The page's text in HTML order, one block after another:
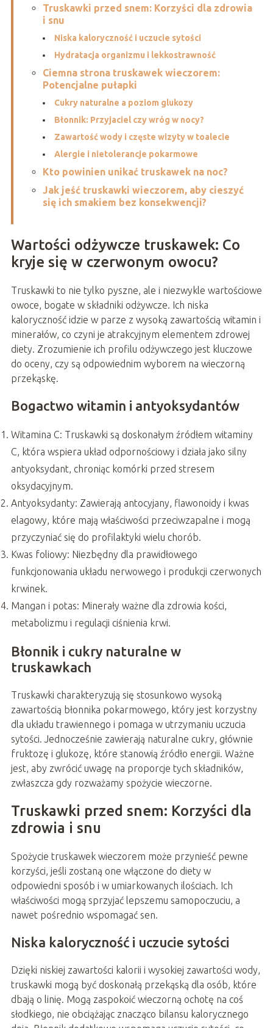
Truskawki przed snem: Korzyści dla zdrowia
i snu
Niska kaloryczność i uczucie sytości
Hydratacja organizmu i lekkostrawność
Ciemna strona truskawek wieczorem:
Potencjalne pułapki
Cukry naturalne a poziom glukozy
Błonnik: Przyjaciel czy wróg w nocy?
Zawartość wody i częste wizyty w toalecie
Alergie i nietolerancje pokarmowe
Kto powinien unikać truskawek na noc?
Jak jeść truskawki wieczorem, aby cieszyć
się ich smakiem bez konsekwencji?
Wartości odżywcze truskawek: Co
kryje się w czerwonym owocu?
Truskawki to nie tylko pyszne, ale i niezwykle wartościowe
owoce, bogate w składniki odżywcze. Ich niska
kaloryczność idzie w parze z wysoką zawartością witamin i
minerałów, co czyni je atrakcyjnym elementem zdrowej
diety. Zrozumienie ich profilu odżywczego jest kluczowe
do oceny, czy są odpowiednim wyborem na wieczorną
przekąskę.
Bogactwo witamin i antyoksydantów
Witamina C: Truskawki są doskonałym źródłem witaminy
C, która wspiera układ odpornościowy i działa jako silny
antyoksydant, chroniąc komórki przed stresem
oksydacyjnym.
Antyoksydanty: Zawierają antocyjany, flawonoidy i kwas
elagowy, które mają właściwości przeciwzapalne i mogą
przyczyniać się do profilaktyki wielu chorób.
Kwas foliowy: Niezbędny dla prawidłowego
funkcjonowania układu nerwowego i produkcji czerwonych
krwinek.
Mangan i potas: Minerały ważne dla zdrowia kości,
metabolizmu i regulacji ciśnienia krwi.
Błonnik i cukry naturalne w
truskawkach
Truskawki charakteryzują się stosunkowo wysoką
zawartością błonnika pokarmowego, który jest korzystny
dla układu trawiennego i pomaga w utrzymaniu uczucia
sytości. Jednocześnie zawierają naturalne cukry, głównie
fruktozę i glukozę, które stanowią źródło energii. Ważne
jest, aby zwrócić uwagę na proporcje tych składników,
zwłaszcza gdy rozważamy spożycie wieczorne.
Truskawki przed snem: Korzyści dla
zdrowia i snu
Spożycie truskawek wieczorem może przynieść pewne
korzyści, jeśli zostaną one włączone do diety w
odpowiedni sposób i w umiarkowanych ilościach. Ich
właściwości mogą sprzyjać lepszemu samopoczuciu, a
nawet pośrednio wspomagać sen.
Niska kaloryczność i uczucie sytości
Dzięki niskiej zawartości kalorii i wysokiej zawartości wody,
truskawki mogą być doskonałą przekąską dla osób, które
dbają o linię. Mogą zaspokoić wieczorną ochotę na coś
słodkiego, nie obciążając znacząco bilansu kalorycznego